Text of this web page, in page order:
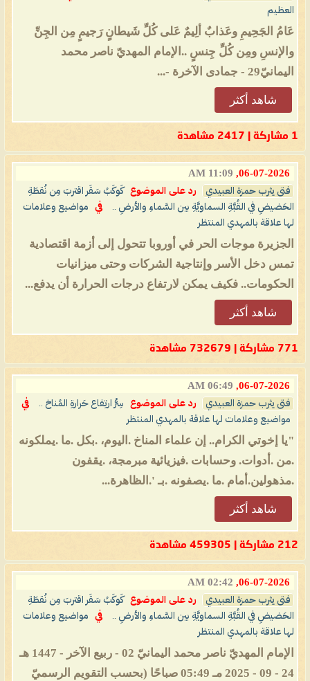
العظيم
عَامُ الجَحِيمِ وعَذابٌ ألِيمٌ عَلى كُلِّ شَيطانٍ رَجيمٍ مِن الجِنِّ
والإنسِ ومِن كُلِّ جِنسٍ ..الإمام المهديّ ناصر محمد
اليمانيّ29 - جمادى الآخرة -...
شاهد أكثر
1 مشاركة | 2417 مشاهدة
06-07-2026,
11:09 AM
فتى يثرب حمزة العبيدي رد على الموضوع
كَوكَبُ سَقَر اقتربَ مِن نُقطَةِ
الحَضيضِ في القُبَّةِ السماويَّةِ بين السَّماءِ والأرضِ ..
في
مواضيع وعلامات
لها علاقة بالمهدي المنتظر
الجزيرة موجات الحر في أوروبا تتحول إلى أزمة اقتصادية
تمس دخل الأسر وإنتاجية الشركات وحتى ميزانيات
الحكومات.. فكيف يمكن لارتفاع درجات الحرارة أن يدفع...
شاهد أكثر
771 مشاركة | 732679 مشاهدة
06-07-2026,
06:49 AM
فتى يثرب حمزة العبيدي رد على الموضوع سِرُّ ارتِفاع حَرارةِ المُناخ ..
في
مواضيع وعلامات لها علاقة بالمهدي المنتظر
"يا إخوتي الكرام.. إن علماء المناخ .اليوم، .بكل .ما .يملكونه
.من .أدوات. وحسابات .فيزيائية مبرمجة، .يقفون
.مذهولين.أمام .ما .يصفونه .بـ '.الظاهرة...
شاهد أكثر
212 مشاركة | 459305 مشاهدة
06-07-2026,
02:42 AM
فتى يثرب حمزة العبيدي رد على الموضوع
كَوكَبُ سَقَر اقتربَ مِن نُقطَةِ
الحَضيضِ في القُبَّةِ السماويَّةِ بين السَّماءِ والأرضِ ..
في
مواضيع وعلامات
لها علاقة بالمهدي المنتظر
الإمام المهديّ ناصر محمد اليمانيّ 02 - ربيع الآخر - 1447 هـ
24 - 09 - 2025 مـ 05:49 صباحًا (بحسب التقويم الرسميّ